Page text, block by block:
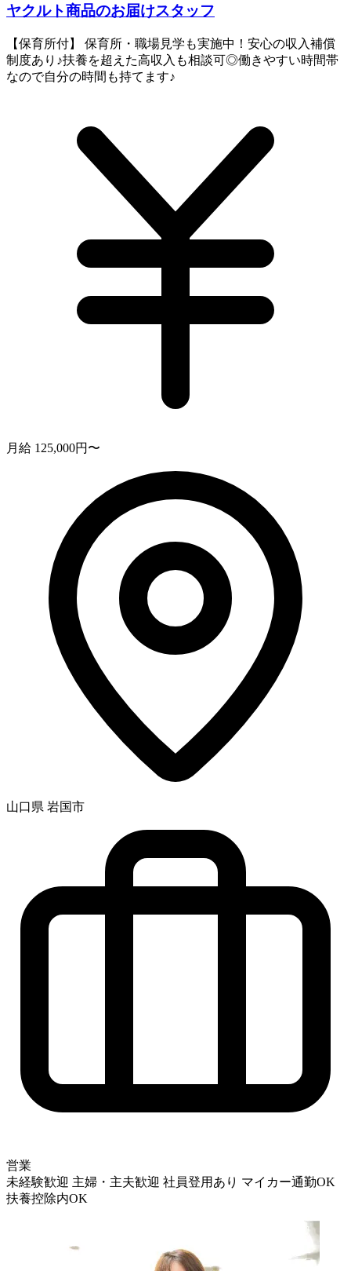
ヤクルト商品のお届けスタッフ
【保育所付】 保育所・職場見学も実施中！安心の収入補償
制度あり♪扶養を超えた高収入も相談可◎働きやすい時間帯
なので自分の時間も持てます♪
月給 125,000円〜
山口県 岩国市
営業
未経験歓迎 主婦・主夫歓迎 社員登用あり マイカー通勤OK
扶養控除内OK